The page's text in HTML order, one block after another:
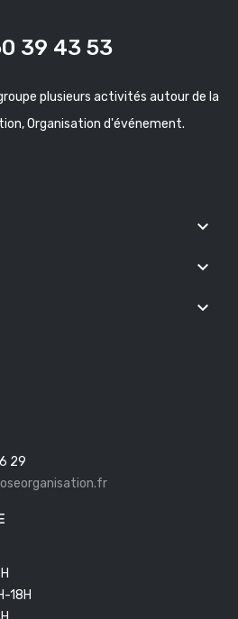
39 43 53
plusieurs activités autour de la
Organisation d'événement.
keyboard_arrow_down
keyboard_arrow_down
keyboard_arrow_down
29
18H